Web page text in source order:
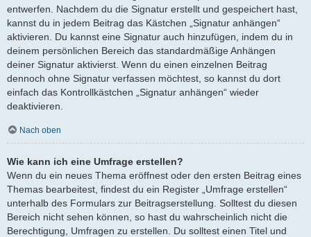
entwerfen. Nachdem du die Signatur erstellt und gespeichert hast,
kannst du in jedem Beitrag das Kästchen „Signatur anhängen“
aktivieren. Du kannst eine Signatur auch hinzufügen, indem du in
deinem persönlichen Bereich das standardmäßige Anhängen
deiner Signatur aktivierst. Wenn du einen einzelnen Beitrag
dennoch ohne Signatur verfassen möchtest, so kannst du dort
einfach das Kontrollkästchen „Signatur anhängen“ wieder
deaktivieren.
Nach oben
Wie kann ich eine Umfrage erstellen?
Wenn du ein neues Thema eröffnest oder den ersten Beitrag eines
Themas bearbeitest, findest du ein Register „Umfrage erstellen“
unterhalb des Formulars zur Beitragserstellung. Solltest du diesen
Bereich nicht sehen können, so hast du wahrscheinlich nicht die
Berechtigung, Umfragen zu erstellen. Du solltest einen Titel und